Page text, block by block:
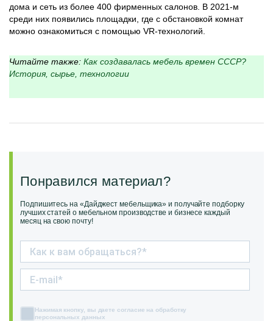
дома и сеть из более 400 фирменных салонов. В 2021-м
среди них появились площадки, где с обстановкой комнат
можно ознакомиться с помощью VR-технологий.
Читайте также: Как создавалась мебель времен СССР?
История, сырье, технологии
Понравился материал?
Подпишитесь на «Дайджест мебельщика» и получайте подборку
лучших статей о мебельном производстве и бизнесе каждый
месяц на свою почту!
Нажимая кнопку, вы даете согласие на обработку
персональных данных